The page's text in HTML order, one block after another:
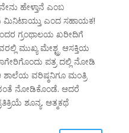
ಹೇಳ್ತಾನೆ ಎಂಬ
ಮಿನಿಟಾಯ್ತು ಎಂದ ಸಹಾಯಕ!
ಗ್ರಂಥಾಲಯ ಖರೀದಿಗೆ
ಮುಖ್ಯ ಮೇಶ್ಟ್ರ ಆಸಕ್ತಿಯ
ಪತ್ರ ದಲ್ಲಿ ನೋಡಿ
ವರಿಷ್ಠನಿಗೂ ಮಂತ್ರಿ
ನೋಡಿಕೊಂಡೆ. ಆದರೆ
ಶೂನ್ಯ. ಆತ್ಮಕಥೆ